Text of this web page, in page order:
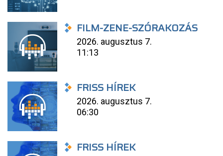
FILM-ZENE-SZÓRAKOZÁS
2026. augusztus 7.
11:13
FRISS HÍREK
2026. augusztus 7.
06:30
FRISS HÍREK